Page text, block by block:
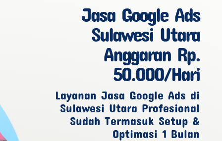
Jasa Google Ads
Sulawesi Utara
Anggaran Rp.
50.000/Hari
Layanan Jasa Google Ads di
Sulawesi Utara Profesional
Sudah Termasuk Setup &
Optimasi 1 Bulan